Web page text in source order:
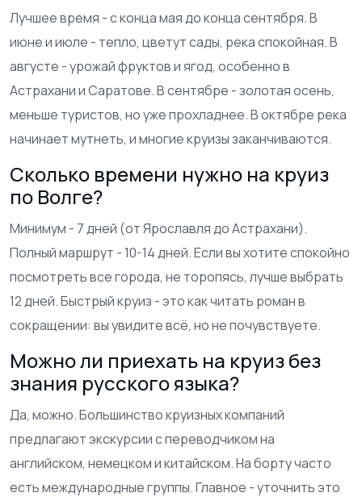
Лучшее время - с конца мая до конца сентября. В
июне и июле - тепло, цветут сады, река спокойная. В
августе - урожай фруктов и ягод, особенно в
Астрахани и Саратове. В сентябре - золотая осень,
меньше туристов, но уже прохладнее. В октябре река
начинает мутнеть, и многие круизы заканчиваются.
Сколько времени нужно на круиз
по Волге?
Минимум - 7 дней (от Ярославля до Астрахани).
Полный маршрут - 10-14 дней. Если вы хотите спокойно
посмотреть все города, не торопясь, лучше выбрать
12 дней. Быстрый круиз - это как читать роман в
сокращении: вы увидите всё, но не почувствуете.
Можно ли приехать на круиз без
знания русского языка?
Да, можно. Большинство круизных компаний
предлагают экскурсии с переводчиком на
английском, немецком и китайском. На борту часто
есть международные группы. Главное - уточнить это